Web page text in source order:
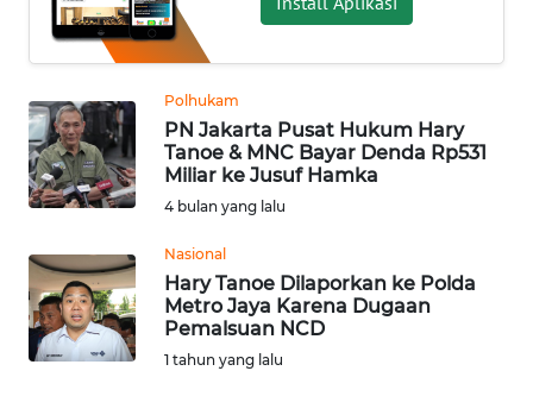
Polhukam
PN Jakarta Pusat Hukum Hary
Tanoe & MNC Bayar Denda Rp531
Miliar ke Jusuf Hamka
4 bulan yang lalu
Nasional
Hary Tanoe Dilaporkan ke Polda
Metro Jaya Karena Dugaan
Pemalsuan NCD
1 tahun yang lalu
KRIMINAL
EKUIN
SAINS-TEKNO
INTERNASIONAL